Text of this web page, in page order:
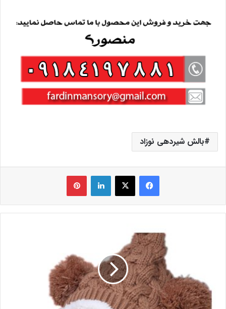
بالش شیردهی نوزاد
فیس بوک X لینکدین ‫پین‌ترست